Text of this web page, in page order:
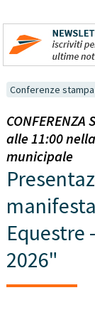
Conferenze stampa
alle 11:00
municipale
Equestre
2026"